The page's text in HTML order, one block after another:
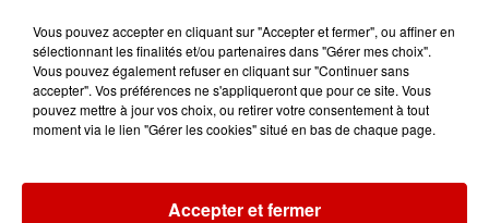
Le Duel - Gagnez votre balade
en jet ski !
Vous pouvez accepter en cliquant sur "Accepter et fermer", ou affiner en
sélectionnant les finalités et/ou partenaires dans "Gérer mes choix".
Vous pouvez également refuser en cliquant sur "Continuer sans
accepter". Vos préférences ne s'appliqueront que pour ce site. Vous
pouvez mettre à jour vos choix, ou retirer votre consentement à tout
moment via le lien "Gérer les cookies" situé en bas de chaque page.
Accepter et fermer